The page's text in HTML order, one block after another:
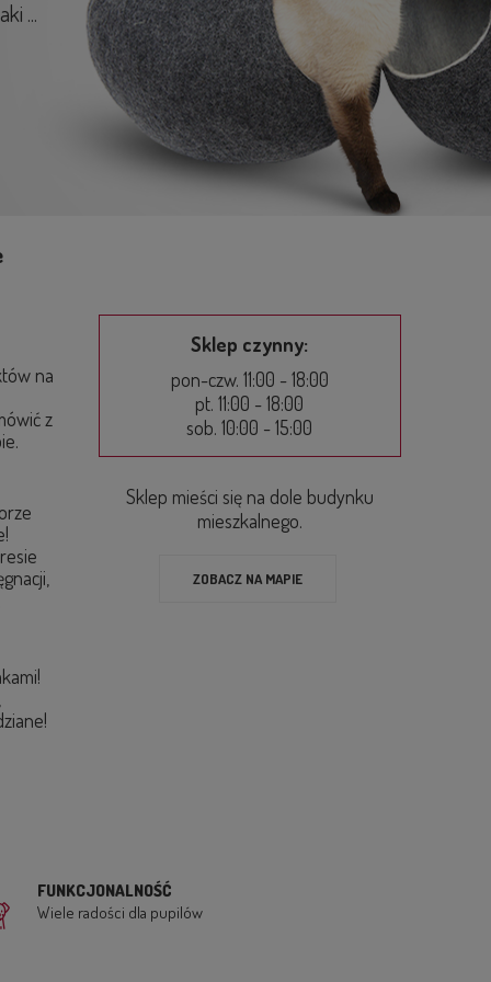
...
na
z
Sklep czynny:
pon-czw. 11:00 - 18:00
pt. 11:00 - 18:00
sob. 10:00 - 15:00
Sklep mieści się na dole budynku
mieszkalnego.
ZOBACZ NA MAPIE
FUNKCJONALNOŚĆ
Wiele radości dla pupilów